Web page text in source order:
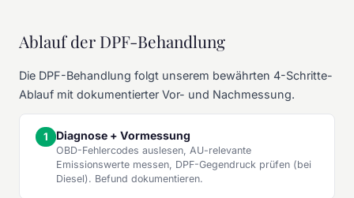
Ablauf der DPF-Behandlung
Die DPF-Behandlung folgt unserem bewährten 4-Schritte-
Ablauf mit dokumentierter Vor- und Nachmessung.
Diagnose + Vormessung
OBD-Fehlercodes auslesen, AU-relevante
Emissionswerte messen, DPF-Gegendruck prüfen (bei
Diesel). Befund dokumentieren.